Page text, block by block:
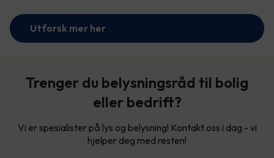
Utforsk mer her
Trenger du belysningsråd til bolig
eller bedrift?
Vi er spesialister på lys og belysning! Kontakt oss i dag - vi
hjelper deg med resten!